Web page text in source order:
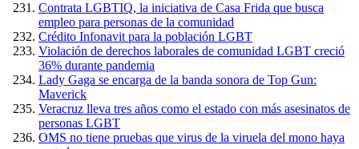
Contrata LGBTIQ, la iniciativa de Casa Frida que busca
empleo para personas de la comunidad
Crédito Infonavit para la población LGBT
Violación de derechos laborales de comunidad LGBT creció
36% durante pandemia
Lady Gaga se encarga de la banda sonora de Top Gun:
Maverick
Veracruz lleva tres años como el estado con más asesinatos de
personas LGBT
OMS no tiene pruebas que virus de la viruela del mono haya